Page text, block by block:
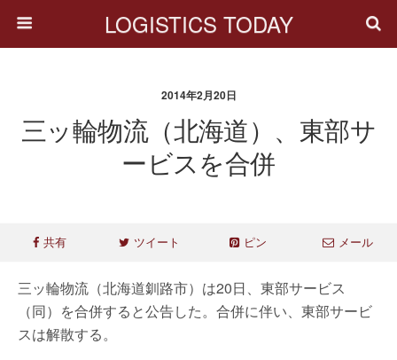
LOGISTICS TODAY
2014年2月20日
三ッ輪物流（北海道）、東部サ
ービスを合併
共有 ツイート ピン メール
三ッ輪物流（北海道釧路市）は20日、東部サービス
（同）を合併すると公告した。合併に伴い、東部サービ
スは解散する。